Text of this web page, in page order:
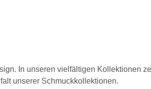
In unseren vielfältigen Kollektionen
unserer Schmuckkollektionen.